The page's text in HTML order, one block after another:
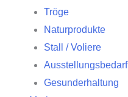
Tröge
Naturprodukte
Stall / Voliere
Ausstellungsbedarf
Gesunderhaltung